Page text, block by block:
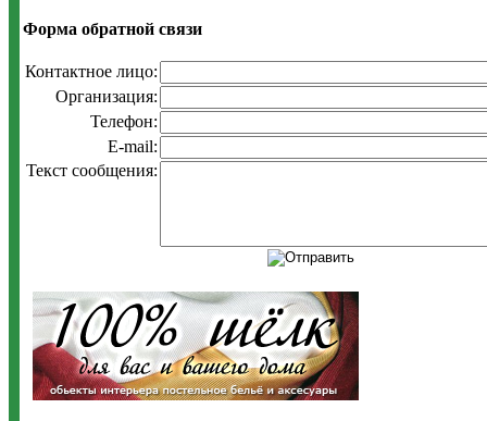
Форма обратной связи
Контактное лицо:
Организация:
Телефон:
E-mail:
Текст сообщения: